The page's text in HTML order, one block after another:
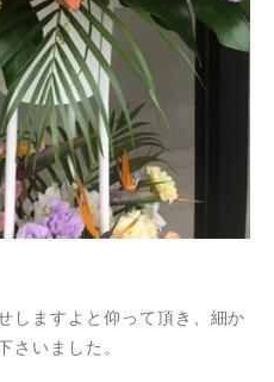
しますよと仰って頂き、細か
さいました。